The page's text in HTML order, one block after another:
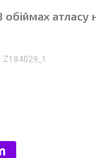
атласу
Z184029_1